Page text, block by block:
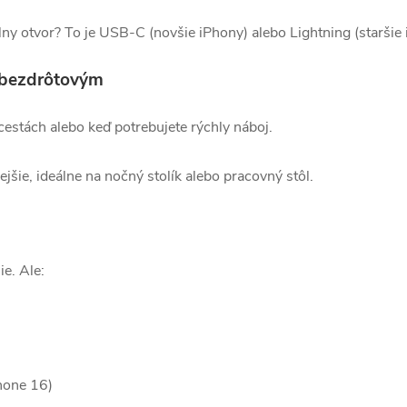
otvor? To je USB-C (novšie iPhony) alebo Lightning (staršie
alebo keď potrebujete rýchly náboj.
ideálne na nočný stolík alebo pracovný stôl.
Ale:
16)